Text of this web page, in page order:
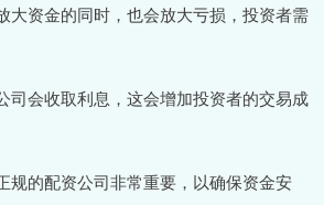
大资金的同时，也会放大亏损，投资者需
司会收取利息，这会增加投资者的交易成
规的配资公司非常重要，以确保资金安